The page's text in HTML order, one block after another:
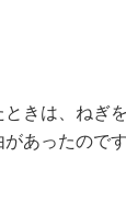
きは、ねぎ
あったのです